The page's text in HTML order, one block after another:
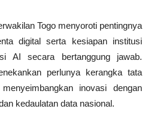
Togo menyoroti pentingnya
digital serta kesiapan institusi
AI secara bertanggung jawab.
perlunya kerangka tata
inovasi dengan
kedaulatan data nasional.